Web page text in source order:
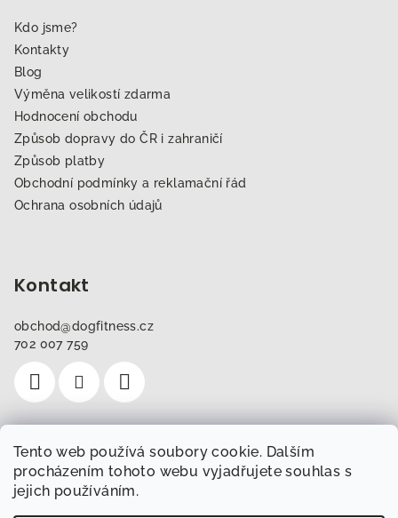
Tento web používá soubory cookie. Dalším
procházením tohoto webu vyjadřujete souhlas s
jejich používáním.
Kdo jsme?
Kontakty
Blog
Výměna velikostí zdarma
Hodnocení obchodu
Způsob dopravy do ČR i zahraničí
Způsob platby
Obchodní podmínky a reklamační řád
Ochrana osobních údajů
Kontakt
obchod@dogfitness.cz
702 007 759
Instagram